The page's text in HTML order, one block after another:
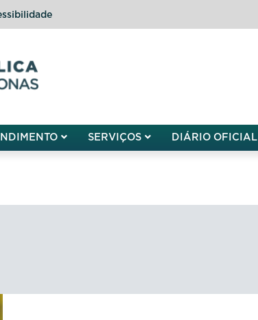
Amazonas
SERVIÇOS DIÁRIO OFICIAL